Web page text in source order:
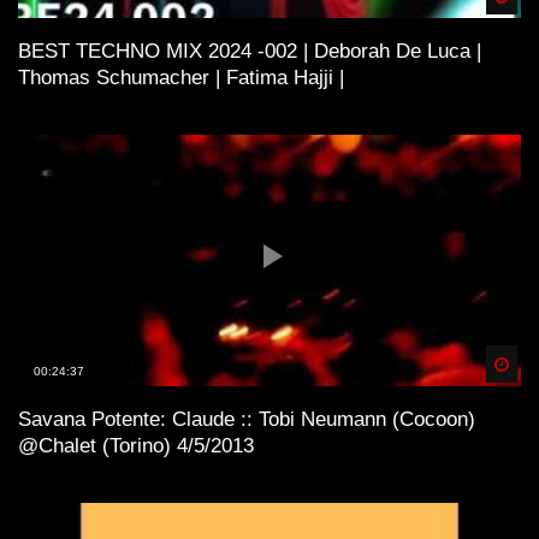
BEST TECHNO MIX 2024 -002 | Deborah De Luca |
Thomas Schumacher | Fatima Hajji |
00:24:37
Savana Potente: Claude :: Tobi Neumann (Cocoon)
@Chalet (Torino) 4/5/2013